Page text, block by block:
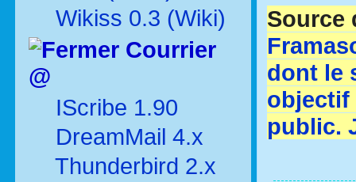
Wikiss 0.3 (Wiki)
Courrier
@
IScribe 1.90
DreamMail 4.x
Thunderbird 2.x
Source
dont le
objectif
public.